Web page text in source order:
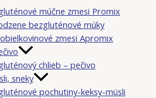
múčne zmesi Promix
bezgluténové múky
zmesi Apromix
chlieb – pečivo
sneky
pochutiny-keksy-müsli